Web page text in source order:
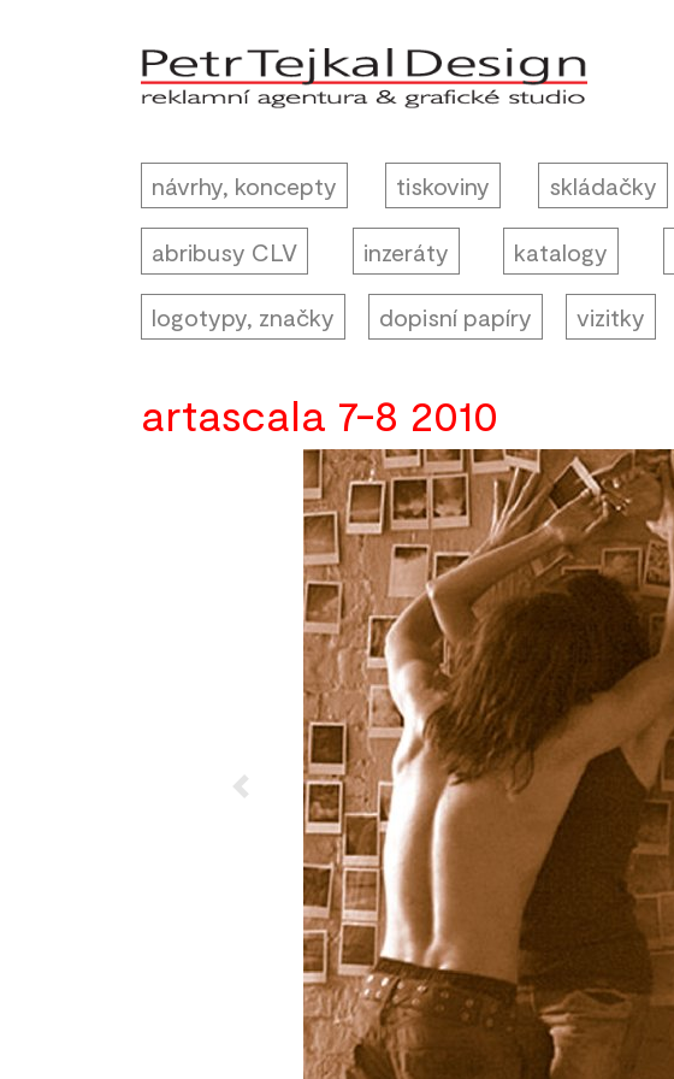
návrhy, koncepty tiskoviny skládačky
abribusy CLV inzeráty katalogy
logotypy, značky dopisní papíry vizitky
artascala 7-8 2010
Previous